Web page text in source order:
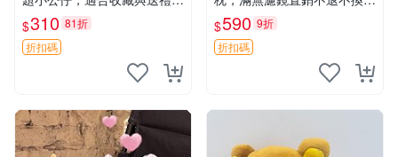
00 克 哈囉Bear 草裙舞
$310 81折
折扣碼
經典造型可愛必備 紅薯啵啵
間抱枕 抱枕 時尚
$590 9折
折扣碼